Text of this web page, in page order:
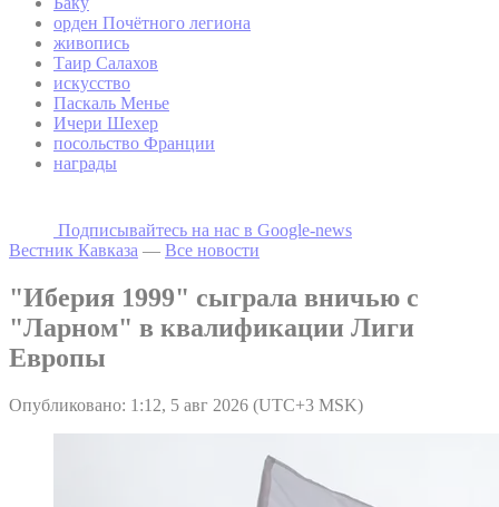
орден Почётного легиона
живопись
Таир Салахов
искусство
Паскаль Менье
Ичери Шехер
посольство Франции
награды
Подписывайтесь на наc в Google-news
Вестник Кавказа — Все новости
"Иберия 1999" сыграла вничью с
"Ларном" в квалификации Лиги
Европы
Опубликовано: 1:12, 5 авг 2026 (UTC+3 MSK)